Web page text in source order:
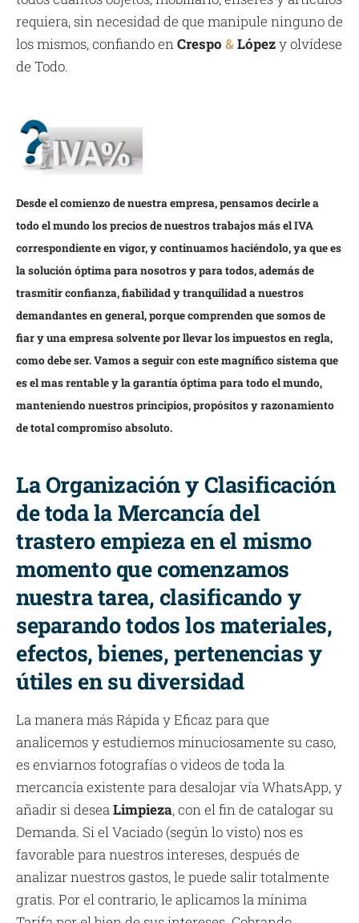
requiera, sin necesidad de que manipule ninguno de
los mismos, confiando en Crespo & Lópezy olvídese
de Todo.
Desde el comienzo de nuestra empresa, pensamos decirle a
todo el mundo los precios de nuestros trabajos más el IVA
correspondiente en vigor, y continuamos haciéndolo, ya que es
la solución óptima para nosotros y para todos, además de
trasmitir confianza, fiabilidad y tranquilidad a nuestros
demandantes en general, porque comprenden que somos de
fiar y una empresa solvente por llevar los impuestos en regla,
como debe ser. Vamos a seguir con este magnífico sistema que
es el mas rentable y la garantía óptima para todo el mundo,
manteniendo nuestros principios, propósitos y razonamiento
de total compromiso absoluto.
La Organización y Clasificación
de toda la Mercancía del
trastero empieza en el mismo
momento que comenzamos
nuestra tarea, clasificando y
separando todos los materiales,
efectos, bienes, pertenencias y
útiles en su diversidad
La manera más Rápida y Eficaz para que
analicemos y estudiemos minuciosamente su caso,
es enviarnos fotografías o videos de toda la
mercancía existente para desalojar vía WhatsApp, y
añadir si deseaLimpieza, con el fin de catalogar su
Demanda. Si el Vaciado (según lo visto) nos es
favorable para nuestros intereses, después de
analizar nuestros gastos, le puede salir totalmente
gratis. Por el contrario, le aplicamos la mínima